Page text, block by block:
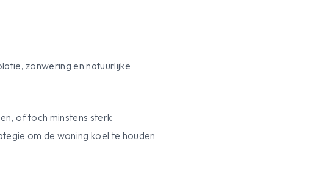
zonwering en natuurlijke
of toch minstens sterk
om de woning koel te houden